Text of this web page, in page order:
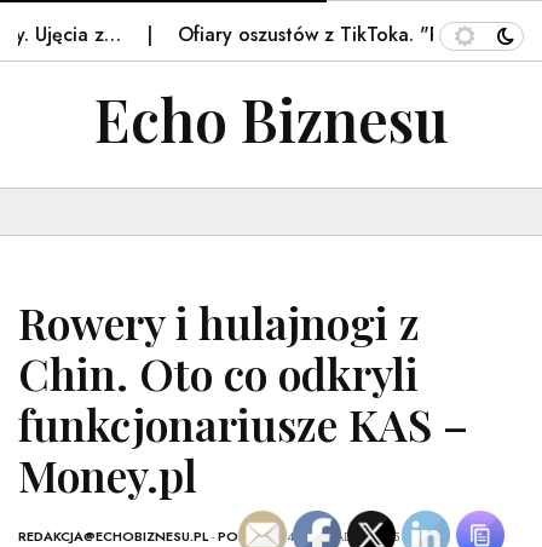
Ujęcia z… Ofiary oszustów z TikToka. "Polska to raj"
Echo Biznesu
Rowery i hulajnogi z
Chin. Oto co odkryli
funkcjonariusze KAS –
Money.pl
REDAKCJA@ECHOBIZNESU.PL-POLSKA - 14 LISTOPADA, 2025